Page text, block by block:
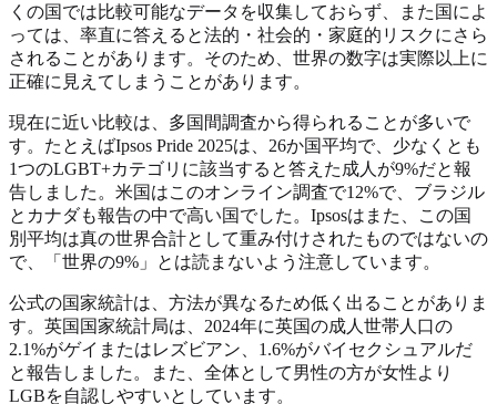
くの国では比較可能なデータを収集しておらず、また国によ
っては、率直に答えると法的・社会的・家庭的リスクにさら
されることがあります。そのため、世界の数字は実際以上に
正確に見えてしまうことがあります。
現在に近い比較は、多国間調査から得られることが多いで
す。たとえばIpsos Pride 2025は、26か国平均で、少なくとも
1つのLGBT+カテゴリに該当すると答えた成人が9%だと報
告しました。米国はこのオンライン調査で12%で、ブラジル
とカナダも報告の中で高い国でした。Ipsosはまた、この国
別平均は真の世界合計として重み付けされたものではないの
で、「世界の9%」とは読まないよう注意しています。
公式の国家統計は、方法が異なるため低く出ることがありま
す。英国国家統計局は、2024年に英国の成人世帯人口の
2.1%がゲイまたはレズビアン、1.6%がバイセクシュアルだ
と報告しました。また、全体として男性の方が女性より
LGBを自認しやすいとしています。